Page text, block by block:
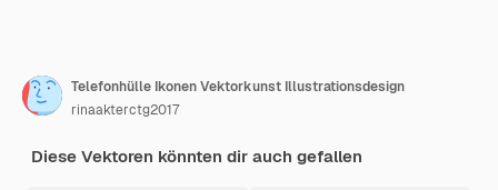
Telefonhülle Ikonen Vektorkunst Illustrationsdesign
rinaakterctg2017
Diese Vektoren könnten dir auch gefallen